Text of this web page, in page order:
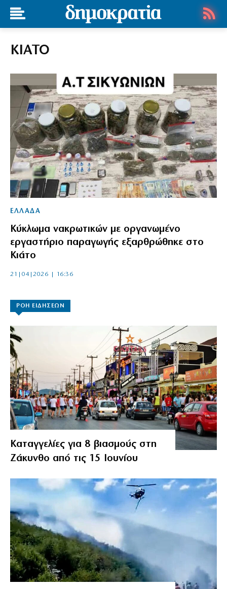
ΚΙΑΤΟ
ΕΛΛΑΔΑ
Κύκλωμα νακρωτικών με οργανωμένο
εργαστήριο παραγωγής εξαρθρώθηκε στο
Κιάτο
21|04|2026 | 16:36
ΡΟΗ ΕΙΔΗΣΕΩΝ
Καταγγελίες για 8 βιασμούς στη
Ζάκυνθο από τις 15 Ιουνίου